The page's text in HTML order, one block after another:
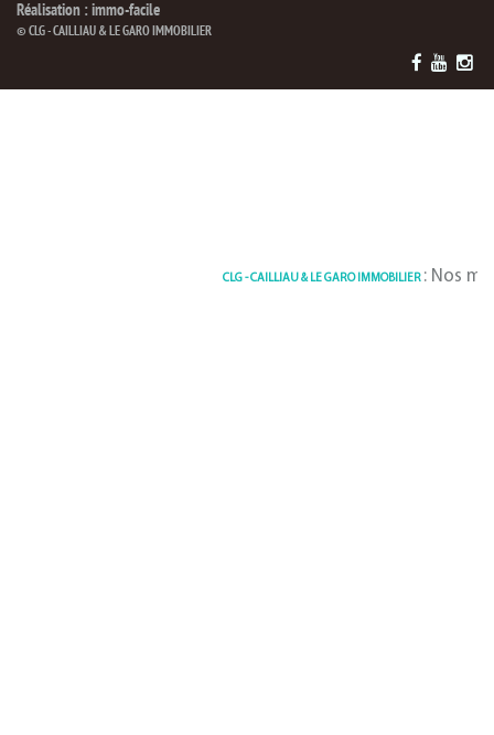
Réalisation : immo-facile
© CLG - CAILLIAU & LE GARO IMMOBILIER
CLG - CAILLIAU & LE GARO IMMOBILIER: Nos maisons à